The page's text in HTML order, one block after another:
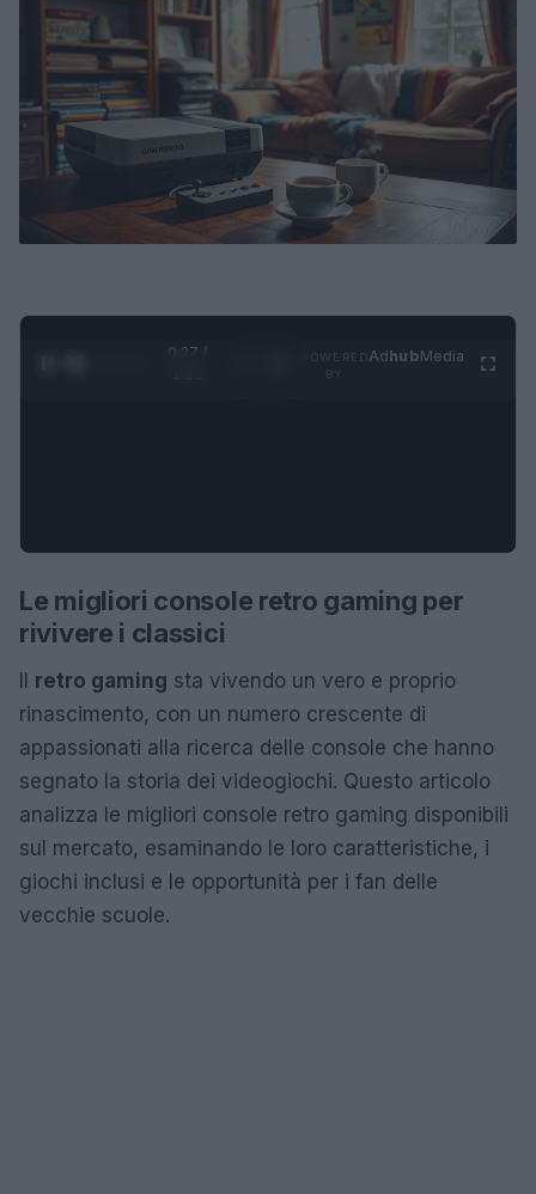
0:28 /
AdhubMedia
Le migliori console retro gaming per
rivivere i classici
Il retro gaming sta vivendo un vero e proprio
rinascimento, con un numero crescente di
appassionati alla ricerca delle console che hanno
segnato la storia dei videogiochi. Questo articolo
analizza le migliori console retro gaming disponibili
sul mercato, esaminando le loro caratteristiche, i
giochi inclusi e le opportunità per i fan delle
vecchie scuole.